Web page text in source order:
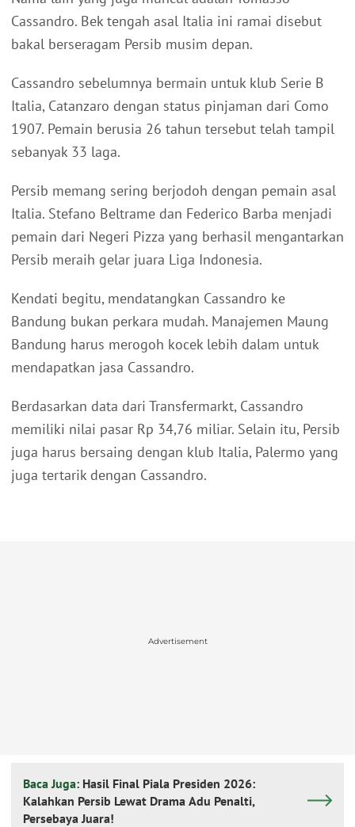
Cassandro. Bek tengah asal Italia ini ramai disebut
bakal berseragam Persib musim depan.
Cassandro sebelumnya bermain untuk klub Serie B
Italia, Catanzaro dengan status pinjaman dari Como
1907. Pemain berusia 26 tahun tersebut telah tampil
sebanyak 33 laga.
Persib memang sering berjodoh dengan pemain asal
Italia. Stefano Beltrame dan Federico Barba menjadi
pemain dari Negeri Pizza yang berhasil mengantarkan
Persib meraih gelar juara Liga Indonesia.
Kendati begitu, mendatangkan Cassandro ke
Bandung bukan perkara mudah. Manajemen Maung
Bandung harus merogoh kocek lebih dalam untuk
mendapatkan jasa Cassandro.
Berdasarkan data dari Transfermarkt, Cassandro
memiliki nilai pasar Rp 34,76 miliar. Selain itu, Persib
juga harus bersaing dengan klub Italia, Palermo yang
juga tertarik dengan Cassandro.
Advertisement
Baca Juga: Hasil Final Piala Presiden 2026:
Kalahkan Persib Lewat Drama Adu Penalti,
Persebaya Juara!